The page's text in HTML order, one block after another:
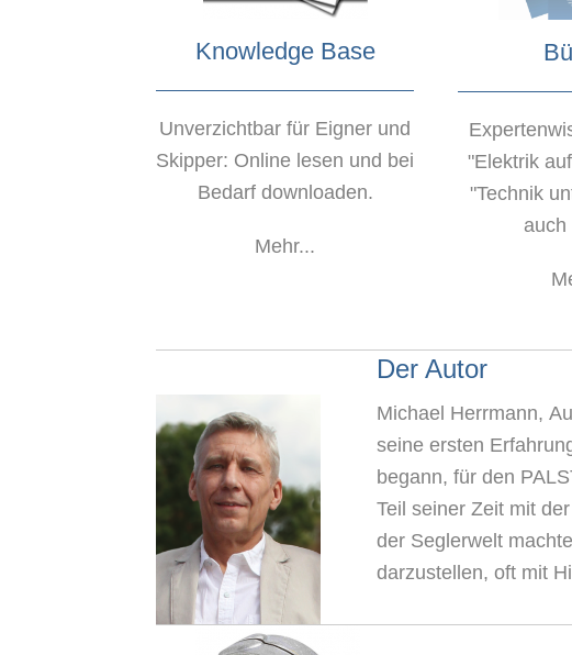
Knowledge Base
Unverzichtbar für Eigner und
Skipper: Online lesen und bei
Bedarf downloaden.
Mehr...
"Elektrik
"Technik
auch
Der Autor
Michael Herrmann,
seine ersten
begann, für den
Teil seiner Zeit mit
der Seglerwelt
darzustellen, oft mit